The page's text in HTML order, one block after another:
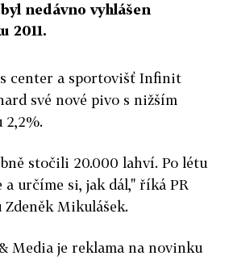
nedávno vyhlášen
2011.
center a sportovišť Infinit
své nové pivo s nižším
2,2%.
stočili 20.000 lahví. Po létu
určíme si, jak dál," říká PR
Zdeněk Mikulášek.
Media je reklama na novinku